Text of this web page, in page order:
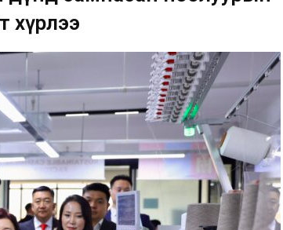
хүрлээ